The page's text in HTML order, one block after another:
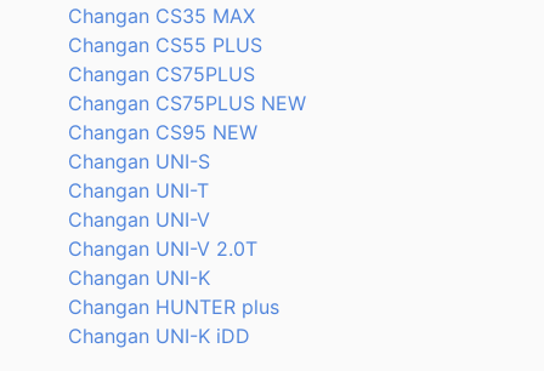
Changan CS35 MAX
Changan CS55 PLUS
Changan CS75PLUS
Changan CS75PLUS NEW
Changan CS95 NEW
Changan UNI-S
Changan UNI-T
Changan UNI-V
Changan UNI-V 2.0T
Changan UNI-K
Changan HUNTER plus
Changan UNI-K iDD